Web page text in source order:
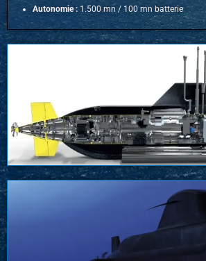
Autonomie :1.500 mn / 100 mn batterie